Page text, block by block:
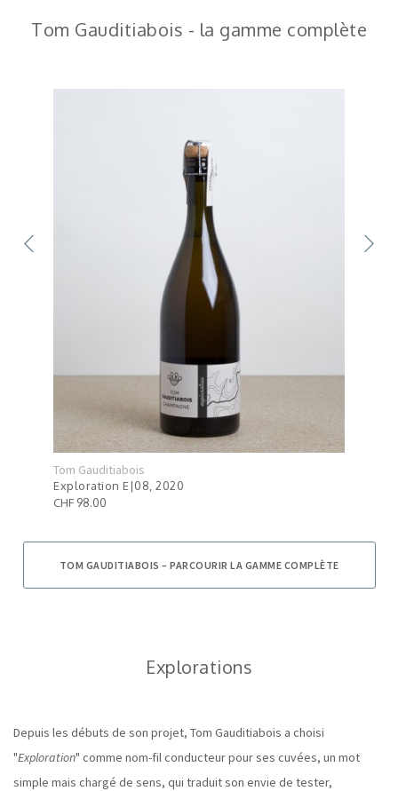
Tom Gauditiabois - la gamme complète
Tom Gauditiabois
Exploration E|08, 2020
CHF 98.00
TOM GAUDITIABOIS – PARCOURIR LA GAMME COMPLÈTE
Explorations
Depuis les débuts de son projet, Tom Gauditiabois a choisi
"Exploration" comme nom-fil conducteur pour ses cuvées, un mot
simple mais chargé de sens, qui traduit son envie de tester,